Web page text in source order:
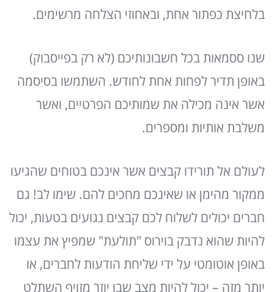
בלחיצת כפתור אחת, ובאחוזי הצלחה מרשימים.
שנו ססמאות בכל חשבונותיכם (לא רק בפייסבוק)
באופן תדיר לפחות אחת לחודש. השתמשו בסיסמה
אשר אינה מכילה את שמותיכם הפרטיים, ואשר
משלבת אותיות ומספרים.
לעולם אל תורידו קבצים אשר אינכם בטוחים שהגיעו
ממקור מהימן או שאינכם מחכים להם. שימו לב! גם
חברים יכולים לשלוח לכם קבצים נגועים בטעות, יכול
להיות שהוא נדבק בוירוס "תולעת" שמפיץ את עצמו
באופן אוטומטי על ידי שליחת הודעות לחברים, או
יותר מזה – יכול להיות מצב שבו יוזר מזויף השתלט